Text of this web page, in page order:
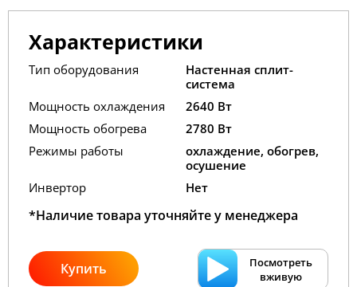
Характеристики
Тип оборудования
Настенная сплит-
система
Мощность охлаждения
2640 Вт
Мощность обогрева
2780 Вт
Режимы работы
охлаждение, обогрев,
осушение
Инвертор
Нет
*Наличие товара уточняйте у менеджера
Купить
Посмотреть
вживую